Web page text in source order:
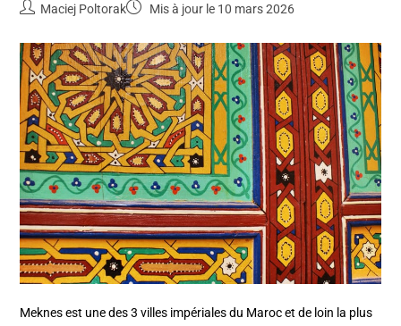
Maciej Poltorak Mis à jour le 10 mars 2026
Meknes est une des 3 villes impériales du Maroc et de loin la plus